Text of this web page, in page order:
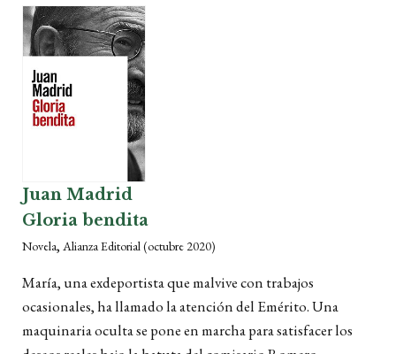
Juan Madrid
Gloria bendita
Novela, Alianza Editorial(octubre 2020)
María, una exdeportista que malvive con trabajos
ocasionales, ha llamado la atención del Emérito. Una
maquinaria oculta se pone en marcha para satisfacer los